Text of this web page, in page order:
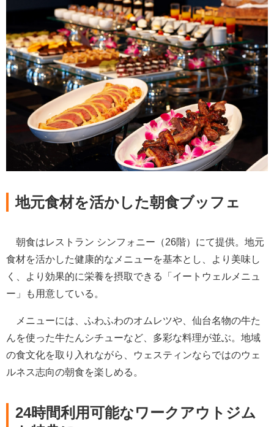
地元食材を活かした朝食ブッフェ
朝食はレストラン シンフォニー（26階）にて提供。地元
食材を活かした健康的なメニューを基本とし、より美味し
く、より効果的に栄養を摂取できる「イートウェルメニュ
ー」も用意している。
メニューには、ふわふわのオムレツや、仙台名物の牛た
んを使った牛たんシチューなど、多彩な料理が並ぶ。地域
の食文化を取り入れながら、ウェスティンならではのウェ
ルネス志向の朝食を楽しめる。
24時間利用可能なワークアウトジム